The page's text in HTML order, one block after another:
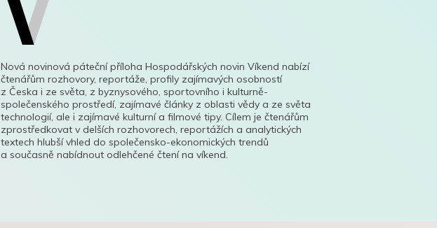
Nová novinová páteční příloha Hospodářských novin Víkend nabízí
čtenářům rozhovory, reportáže, profily zajímavých osobností
z Česka i ze světa, z byznysového, sportovního i kulturně-
společenského prostředí, zajímavé články z oblasti vědy a ze světa
technologií, ale i zajímavé kulturní a filmové tipy. Cílem je čtenářům
zprostředkovat v delších rozhovorech, reportážích a analytických
textech hlubší vhled do společensko-ekonomických trendů
a současně nabídnout odlehčené čtení na víkend.